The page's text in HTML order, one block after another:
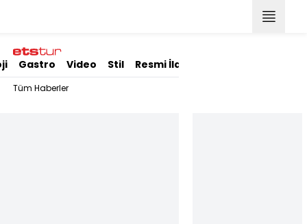
Gastro Video Stil Resmi İlanlar
Tüm Haberler